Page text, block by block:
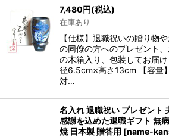
7,480円(税込)
在庫あり
【仕様】退職祝いの贈り物
の同僚の方へのプレゼント
の木箱入り、包装してお届け
径6.5cm×高さ13cm 【容
対…
名入れ 退職祝い プレゼント
感謝を込めた退職ギフト 無
焼 日本製 贈答用 [name-